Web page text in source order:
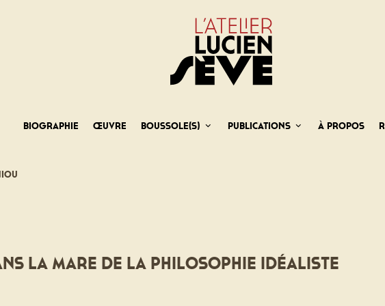
Biographie Œuvre Boussole(s) Publications À propos
la mare de la philosophie idéaliste